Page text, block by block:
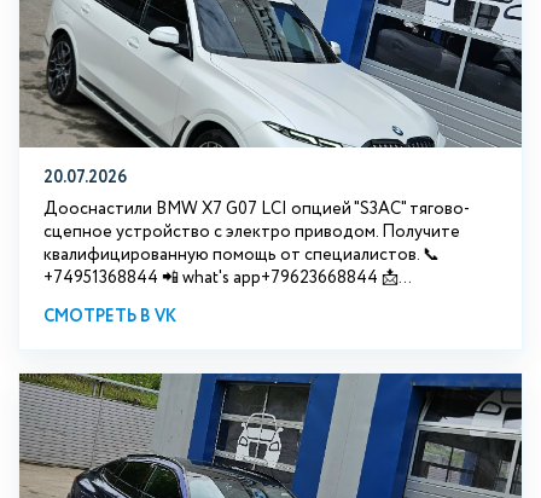
20.07.2026
Дооснастили BMW Х7 G07 LCI опцией "S3АС" тягово-
сцепное устройство с электро приводом. Получите
квалифицированную помощь от специалистов. 📞
+74951368844 📲 what's app+79623668844 📩...
СМОТРЕТЬ В VK